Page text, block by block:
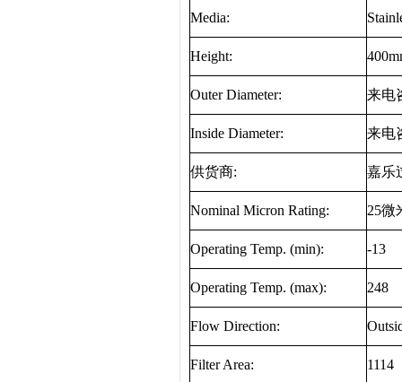
Media:
Height:
Outer Diameter: 来电
Inside Diameter: 来电
供货商: 嘉乐
Nominal Micron Rating: 25微
Operating Temp. (min): -13
Operating Temp. (max): 248
Flow Direction:
Filter Area: 1114